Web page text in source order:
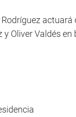
actuará
Oliver Valdés en